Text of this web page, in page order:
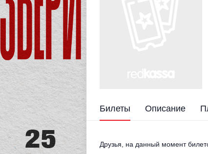
Билеты Описание
Друзья, на данный момент